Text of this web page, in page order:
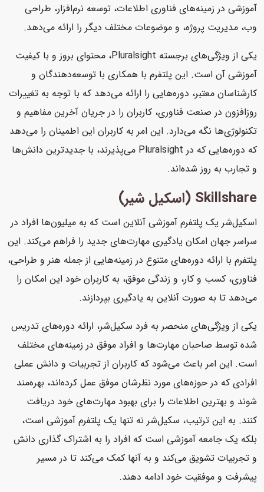
آموزشی در زمینه‌های فناوری اطلاعات، توسعه نرم‌افزار، طراحی
وب، مدیریت پروژه، و موضوعات مختلف دیگر را ارائه می‌دهد.
یکی از ویژگی‌های برجسته Pluralsight، محتوای بروز و با کیفیت
آموزشی آن است. این پلتفرم با همکاری با توسعه‌دهندگان و
کارشناسان معتبر، دوره‌هایی را ارائه می‌دهد که با توجه به تغییرات
روزافزون در صنعت فناوری، کاربران را در جریان آخرین مفاهیم و
تکنولوژی‌ها نگه می‌دارد. این امر به کاربران این اطمینان را می‌دهد
که دوره‌هایی که در Pluralsight می‌پذیرند، با جدیدترین دانش‌ها
و تجارب به روز شده‌اند.
Skillshare (اسکیل شیر)
اسکیل‌شر یک پلتفرم آموزشی آنلاین است که به میلیون‌ها افراد در
سراسر جهان امکان یادگیری مهارت‌های جدید را فراهم می‌کند. این
پلتفرم با ارائه دوره‌های متنوع در زمینه‌هایی از جمله هنر و طراحی،
فناوری، کسب و کار، و زندگی موفق، به کاربران خود این امکان را
می‌دهد تا به صورت آنلاین به یادگیری بپردازند.
یکی از ویژگی‌های منحصر به فرد سکیل‌شر، ارائه دوره‌های تدریس
شده توسط صاحبان مهارت‌ها و افراد موفق در زمینه‌های مختلف
است. این امر باعث می‌شود که کاربران از تجربیات و دانش عملی
افرادی که در حوزه‌های مورد نظرشان موفق عمل کرده‌اند، بهره‌مند
شوند و بهترین اطلاعات را برای بهبود مهارت‌های خود دریافت
کنند. به این ترتیب، سکیل‌شر نه تنها یک پلتفرم آموزشی است،
بلکه یک جامعه آموزشی است که افراد را به اشتراک گذاری دانش
و تجربیات تشویق می‌کند و به آنها کمک می‌کند تا در مسیر
پیشرفت و موفقیت خود ادامه دهند.